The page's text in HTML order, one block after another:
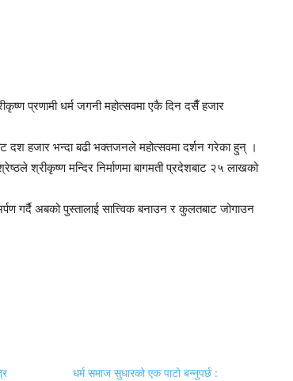
प्रणामी धर्म जगनी महोत्सवमा एकै दिन दसैँ हजार
दश हजार भन्दा बढी भक्तजनले महोत्सवमा दर्शन गरेका हुन् ।
श्रीकृष्ण मन्दिर निर्माणमा बागमती प्रदेशबाट २५ लाखको
गर्दै अबको पुस्तालाई सात्त्विक बनाउन र कुलतबाट जोगाउन
धर्म समाज सुधारको एक पाटो बन्नुपर्छ :